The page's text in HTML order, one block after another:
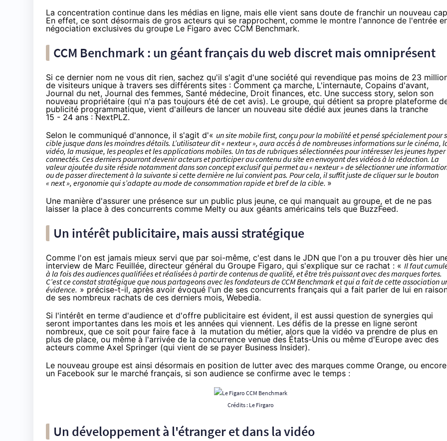
La concentration continue dans les médias en ligne, mais elle vient sans doute de franchir un nouveau
En effet, ce sont désormais de gros acteurs qui se rapprochent, comme le montre l'annonce de l'entrée
négociation exclusives du groupe Le Figaro avec CCM Benchmark.
CCM Benchmark : un géant français du web discret mais omniprésent
Si ce dernier nom ne vous dit rien, sachez qu'il s'agit d'une société qui revendique pas moins de 23
de visiteurs unique à travers ses différents sites : Comment ça marche, L'internaute, Copains d'avant,
Journal du net, Journal des femmes, Santé médecine, Droit finances, etc. Une success story, selon son
nouveau propriétaire (qui n'a pas toujours été de cet avis). Le groupe, qui détient sa propre plateforme
publicité programmatique, vient d'ailleurs de lancer un nouveau site dédié aux jeunes dans la tranche
15 - 24 ans : NextPLZ.
Selon le communiqué d'annonce, il s'agit d'« un site mobile first, conçu pour la mobilité et pensé spécialement pour
cible jusque dans les moindres détails. L’utilisateur dit « nexteur », aura accès à de nombreuses informations sur lecinéma,
vidéo, la musique, les peoples et les applications mobiles. Un tas de rubriques sélectionnées pour intéresser les jeunes hyper
connectés. Ces derniers pourront devenir acteurs et participer au contenu du site en envoyant des vidéos à la rédaction. La
valeur ajoutée du site réside notamment dans son concept exclusif qui permet au « nexteur » de sélectionner une
ou de passer directement à la suivante si cette dernière ne lui convient pas. Pour cela, il suffit juste de cliquer sur le bouton
« next », ergonomie qui s’adapte au mode de consommation rapide et bref de la cible. »
Une manière d'assurer une présence sur un public plus jeune, ce qui manquait au groupe, et de ne pas
laisser la place à des concurrents comme Melty ou aux géants américains tels que BuzzFeed.
Un intérêt publicitaire, mais aussi stratégique
Comme l'on est jamais mieux servi que par soi-même, c'est dans le JDN que l'on a pu trouver dès hier
interview de Marc Feuillée, directeur général du Groupe Figaro, qui s'explique sur ce rachat : « Il faut
à la fois des audiences qualifiées et réalisées à partir de contenus de qualité, et être très puissant avec des marques fortes.
C’est ce constat stratégique que nous partageons avec les fondateurs de CCM Benchmark et qui a fait de cette association
évidence. » précise-t-il, après avoir évoqué l'un de ses concurrents français qui a fait parler de lui en
de ses nombreux rachats de ces derniers mois, Webedia.
Si l'intérêt en terme d'audience et d'offre publicitaire est évident, il est aussi question de synergies qui
seront importantes dans les mois et les années qui viennent. Les défis de la presse en ligne seront
nombreux, que ce soit pour faire face à la mutation du métier, alors que la vidéo va prendre de plus en
plus de place, ou même à l'arrivée de la concurrence venue des États-Unis ou même d'Europe avec des
acteurs comme Axel Springer (qui vient de se payer Business Insider).
Le nouveau groupe est ainsi désormais en position de lutter avec des marques comme Orange, ou encore
un Facebook sur le marché français, si son audience se confirme avec le temps :
Crédits : Le Firgaro
Un développement à l'étranger et dans la vidéo